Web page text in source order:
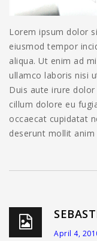
Lorem ipsum dolor
eiusmod tempor
aliqua. Ut enim ad
ullamco laboris nisi
Duis aute irure
cillum dolore eu
occaecat cupidatat
deserunt mollit anim
April 4,